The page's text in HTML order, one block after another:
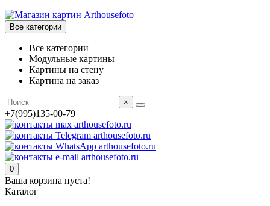
Все категории
Все категории
Модульные картины
Картины на стену
Картина на заказ
×
+7(995)135-00-79
0
Ваша корзина пуста!
Каталог